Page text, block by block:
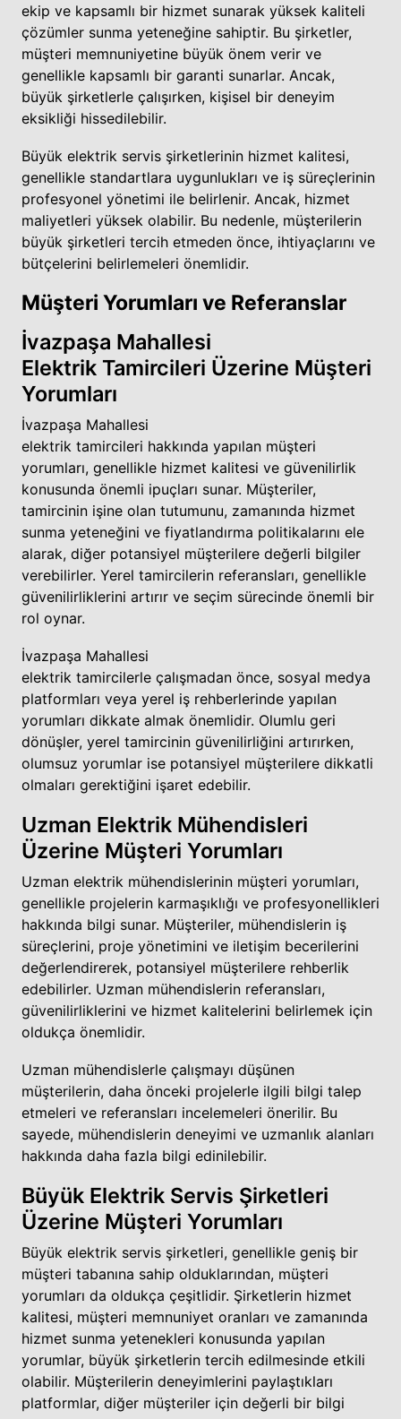
ekip ve kapsamlı bir hizmet sunarak yüksek kaliteli
çözümler sunma yeteneğine sahiptir. Bu şirketler,
müşteri memnuniyetine büyük önem verir ve
genellikle kapsamlı bir garanti sunarlar. Ancak,
büyük şirketlerle çalışırken, kişisel bir deneyim
eksikliği hissedilebilir.
Büyük elektrik servis şirketlerinin hizmet kalitesi,
genellikle standartlara uygunlukları ve iş süreçlerinin
profesyonel yönetimi ile belirlenir. Ancak, hizmet
maliyetleri yüksek olabilir. Bu nedenle, müşterilerin
büyük şirketleri tercih etmeden önce, ihtiyaçlarını ve
bütçelerini belirlemeleri önemlidir.
Müşteri Yorumları ve Referanslar
İvazpaşa Mahallesi
Elektrik Tamircileri Üzerine Müşteri
Yorumları
İvazpaşa Mahallesi
elektrik tamircileri hakkında yapılan müşteri
yorumları, genellikle hizmet kalitesi ve güvenilirlik
konusunda önemli ipuçları sunar. Müşteriler,
tamircinin işine olan tutumunu, zamanında hizmet
sunma yeteneğini ve fiyatlandırma politikalarını ele
alarak, diğer potansiyel müşterilere değerli bilgiler
verebilirler. Yerel tamircilerin referansları, genellikle
güvenilirliklerini artırır ve seçim sürecinde önemli bir
rol oynar.
İvazpaşa Mahallesi
elektrik tamircilerle çalışmadan önce, sosyal medya
platformları veya yerel iş rehberlerinde yapılan
yorumları dikkate almak önemlidir. Olumlu geri
dönüşler, yerel tamircinin güvenilirliğini artırırken,
olumsuz yorumlar ise potansiyel müşterilere dikkatli
olmaları gerektiğini işaret edebilir.
Uzman Elektrik Mühendisleri
Üzerine Müşteri Yorumları
Uzman elektrik mühendislerinin müşteri yorumları,
genellikle projelerin karmaşıklığı ve profesyonellikleri
hakkında bilgi sunar. Müşteriler, mühendislerin iş
süreçlerini, proje yönetimini ve iletişim becerilerini
değerlendirerek, potansiyel müşterilere rehberlik
edebilirler. Uzman mühendislerin referansları,
güvenilirliklerini ve hizmet kalitelerini belirlemek için
oldukça önemlidir.
Uzman mühendislerle çalışmayı düşünen
müşterilerin, daha önceki projelerle ilgili bilgi talep
etmeleri ve referansları incelemeleri önerilir. Bu
sayede, mühendislerin deneyimi ve uzmanlık alanları
hakkında daha fazla bilgi edinilebilir.
Büyük Elektrik Servis Şirketleri
Üzerine Müşteri Yorumları
Büyük elektrik servis şirketleri, genellikle geniş bir
müşteri tabanına sahip olduklarından, müşteri
yorumları da oldukça çeşitlidir. Şirketlerin hizmet
kalitesi, müşteri memnuniyet oranları ve zamanında
hizmet sunma yetenekleri konusunda yapılan
yorumlar, büyük şirketlerin tercih edilmesinde etkili
olabilir. Müşterilerin deneyimlerini paylaştıkları
platformlar, diğer müşteriler için değerli bir bilgi